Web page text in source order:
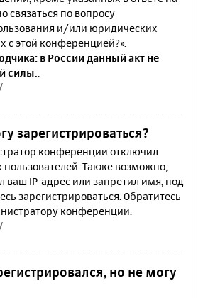
связаться по вопросу
и/или юридических
с этой конференцией?».
в России данный акт не
силы.
зарегистрироваться?
конференции отключил
Также возможно,
ваш IP-адрес или запретил имя, под
зарегистрироваться. Обратитесь
конференции.
но не могу